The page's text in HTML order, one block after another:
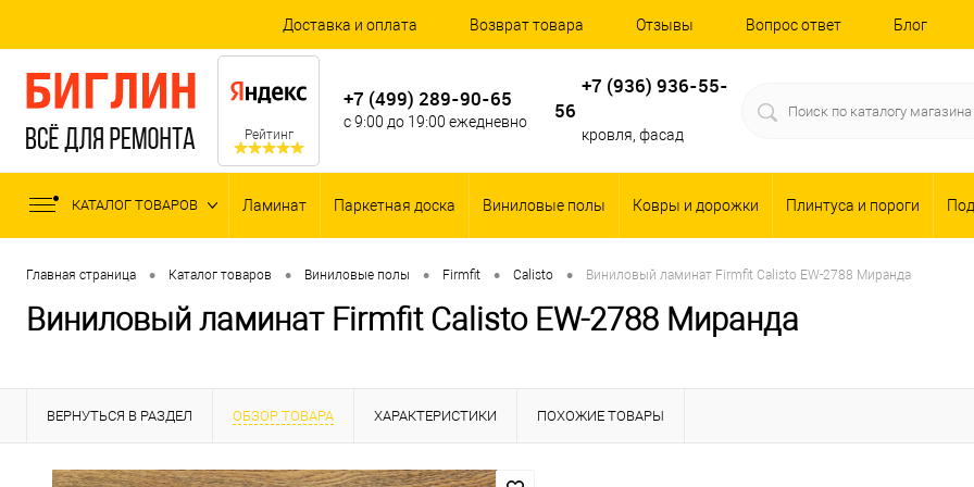
Доставка и оплата Возврат товара Отзывы Вопрос ответ Блог
Рейтинг
+7 (499) 289-90-65
с 9:00 до 19:00 ежедневно
+7 (936) 936-55-
56
кровля, фасад
КАТАЛОГ ТОВАРОВ Ламинат Паркетная доска Виниловые полы Ковры и дорожки Плинтуса и пороги
Главная страница • Каталог товаров • Виниловые полы • Firmfit • Calisto • Виниловый ламинат Firmfit Calisto EW-2788 Миранда
Виниловый ламинат Firmfit Calisto EW-2788 Миранда
ВЕРНУТЬСЯ В РАЗДЕЛ ОБЗОР ТОВАРА ХАРАКТЕРИСТИКИ ПОХОЖИЕ ТОВАРЫ